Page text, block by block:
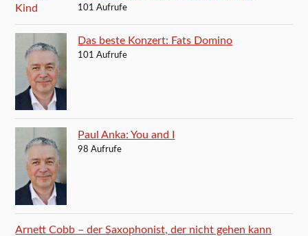
101 Aufrufe
Das beste Konzert: Fats Domino
101 Aufrufe
Paul Anka: You and I
98 Aufrufe
Arnett Cobb – der Saxophonist, der nicht gehen kann